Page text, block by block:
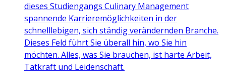
dieses Studiengangs Culinary Management
spannende Karrieremöglichkeiten in der
schnelllebigen, sich ständig verändernden Branche.
Dieses Feld führt Sie überall hin, wo Sie hin
möchten. Alles, was Sie brauchen, ist harte Arbeit,
Tatkraft und Leidenschaft.